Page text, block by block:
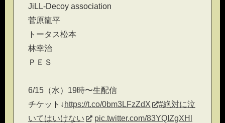
JiLL-Decoy association
菅原龍平
トータス松本
林幸治
ＰＥＳ
6/15（水）19時〜生配信
チケット↓ https://t.co/0bm3LFzZdX
#絶対に泣
いてはいけない
pic.twitter.com/83YQIZgXHl